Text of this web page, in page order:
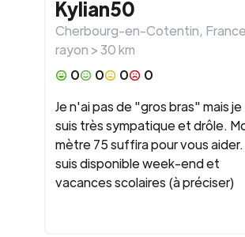
Kylian50
Cherbourg-en-Cotentin, France
rayon >30km
0
0 0
0
Je n'ai pas de "gros bras" mais je
suis très sympatique et drôle.
mètre 75 suffira pour vous aider.
suis disponible week-end et
vacances scolaires (à préciser)